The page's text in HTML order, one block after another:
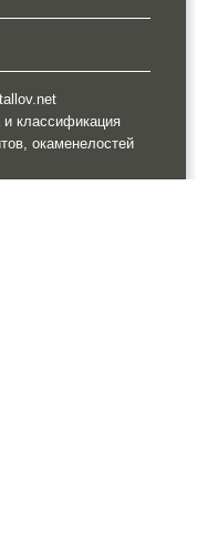
и классификация
окаменелостей